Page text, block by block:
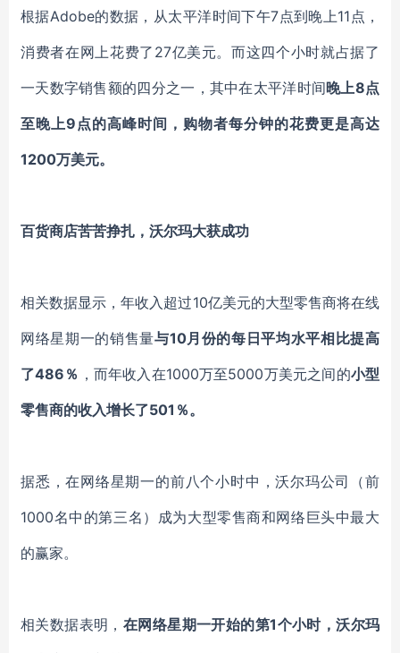
根据Adobe的数据，从太平洋时间下午7点到晚上11点，
消费者在网上花费了27亿美元。而这四个小时就占据了
一天数字销售额的四分之一， 其中在太平洋时间晚上8点
至晚上9点的高峰时间 ， 购物者每分钟的花费更是高达
1200万美元。
百货商店苦苦挣扎，沃尔玛大获成功
相关数据显示，年收入超过10亿美元的大型零售商将在线
网络星期一的销售量与10月份的每日平均水平相比提高
了486％ ，而年收入在1000万至5000万美元之间的小型
零售商的收入增长了501％。
据悉，在网络星期一的前八个小时中，沃尔玛公司（前
1000名中的第三名） 成为大型零售商和网络巨头中最大
的赢家。
相关数据表明， 在网络星期一开始的第1个小时，沃尔玛